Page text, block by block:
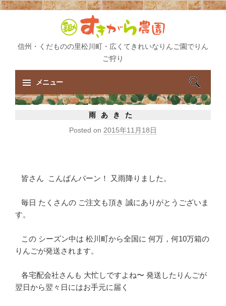
信州・くだものの里松川町・広くてきれいなりんご園でりん
ご狩り
メニュー
コ
ス
ッ
プ
検
索:
雨あきた
Posted on 2015年11月18日
皆さん こんばんバーン！ 又雨降りました。
毎日 たくさんの ご注文も頂き 誠にありがとうございま
す。
この シーズン中は 松川町から全国に 何万，何10万箱の
りんごが発送されます。
各宅配会社さんも 大忙しですよね〜 発送したりんごが
翌日から翌々日にはお手元に届く